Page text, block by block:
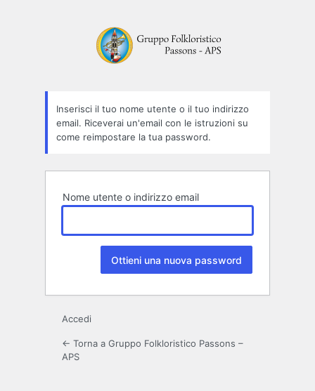
Inserisci il tuo nome utente o il tuo indirizzo
email. Riceverai un'email con le istruzioni su
come reimpostare la tua password.
Nome utente o indirizzo email
Accedi
← Torna a Gruppo Folkloristico Passons –
APS